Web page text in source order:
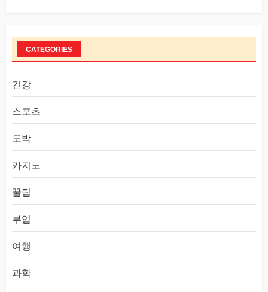
CATEGORIES
건강
스포츠
도박
카지노
꿀팁
부업
여행
과학